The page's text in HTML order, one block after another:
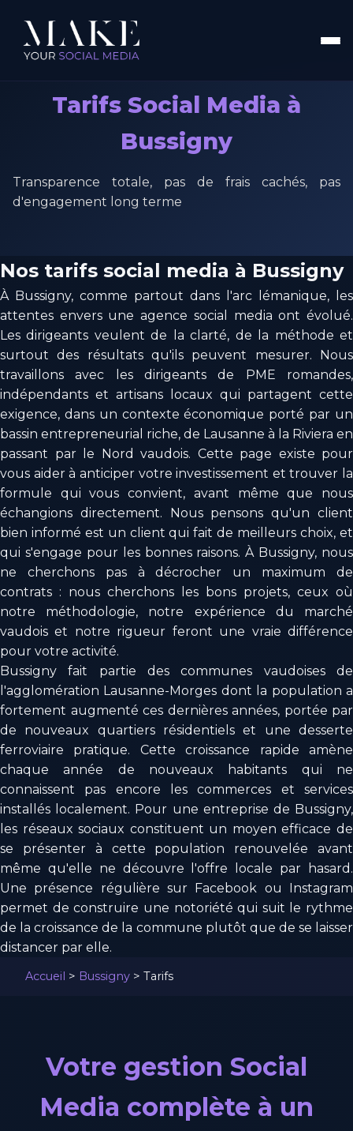
Tarifs Social Media à
Bussigny
Transparence totale, pas de frais cachés, pas
d'engagement long terme
Nos tarifs social media à Bussigny
À Bussigny, comme partout dans l'arc lémanique, les
attentes envers une agence social media ont évolué.
Les dirigeants veulent de la clarté, de la méthode et
surtout des résultats qu'ils peuvent mesurer. Nous
travaillons avec les dirigeants de PME romandes,
indépendants et artisans locaux qui partagent cette
exigence, dans un contexte économique porté par un
bassin entrepreneurial riche, de Lausanne à la Riviera en
passant par le Nord vaudois. Cette page existe pour
vous aider à anticiper votre investissement et trouver la
formule qui vous convient, avant même que nous
échangions directement. Nous pensons qu'un client
bien informé est un client qui fait de meilleurs choix, et
qui s'engage pour les bonnes raisons. À Bussigny, nous
ne cherchons pas à décrocher un maximum de
contrats : nous cherchons les bons projets, ceux où
notre méthodologie, notre expérience du marché
vaudois et notre rigueur feront une vraie différence
pour votre activité.
Bussigny fait partie des communes vaudoises de
l'agglomération Lausanne-Morges dont la population a
fortement augmenté ces dernières années, portée par
de nouveaux quartiers résidentiels et une desserte
ferroviaire pratique. Cette croissance rapide amène
chaque année de nouveaux habitants qui ne
connaissent pas encore les commerces et services
installés localement. Pour une entreprise de Bussigny,
les réseaux sociaux constituent un moyen efficace de
se présenter à cette population renouvelée avant
même qu'elle ne découvre l'offre locale par hasard.
Une présence régulière sur Facebook ou Instagram
permet de construire une notoriété qui suit le rythme
de la croissance de la commune plutôt que de se laisser
distancer par elle.
Accueil > Bussigny > Tarifs
Votre gestion Social
Media complète à un